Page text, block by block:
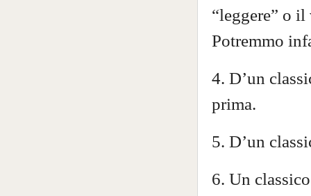
“leggere” o
Potremmo
4. D’un
prima.
5. D’un
6. Un